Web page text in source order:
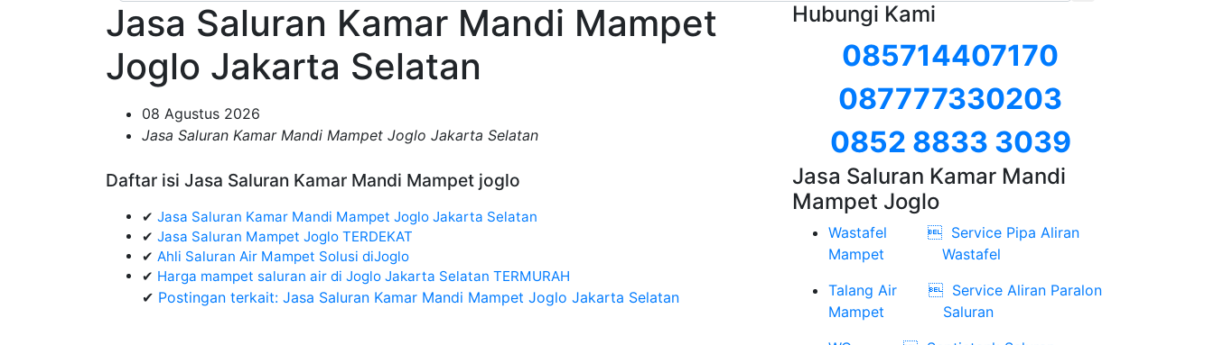
Jasa Saluran Kamar Mandi Mampet
Joglo Jakarta Selatan
08 Agustus 2026
Jasa Saluran Kamar Mandi Mampet Joglo Jakarta Selatan
Daftar isi Jasa Saluran Kamar Mandi Mampet joglo
✔ Jasa Saluran Kamar Mandi Mampet Joglo Jakarta Selatan
✔ Jasa Saluran Mampet Joglo TERDEKAT
✔ Ahli Saluran Air Mampet Solusi diJoglo
✔ Harga mampet saluran air di Joglo Jakarta Selatan TERMURAH
✔ Postingan terkait: Jasa Saluran Kamar Mandi Mampet Joglo Jakarta Selatan
Hubungi Kami
085714407170
087777330203
0852 8833 3039
Jasa Saluran Kamar Mandi
Mampet Joglo
Wastafel
Mampet
Service Pipa Aliran
Wastafel
Talang Air
Mampet
Service Aliran Paralon
Saluran